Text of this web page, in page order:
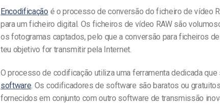
Encodificação é o processo de conversão do ficheiro de vídeo
para um ficheiro digital. Os ficheiros de vídeo RAW são
os fotogramas captados, pelo que a conversão para ficheiros
teu objetivo for transmitir pela Internet.
O processo de codificação utiliza uma ferramenta dedicada
software. Os codificadores de software são baratos ou
fornecidos em conjunto com outro software de transmissão